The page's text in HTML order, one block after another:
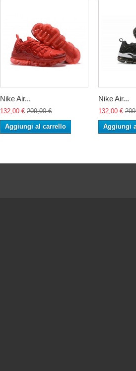
Nike Air...
132,00 € 209,00 €
Aggiungi al carrello
Nike Air...
132,00 €
Aggiungi